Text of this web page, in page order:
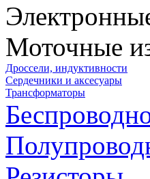
Моточные
Дроссели, индуктивности
Сердечники и аксесуары
Трансформаторы